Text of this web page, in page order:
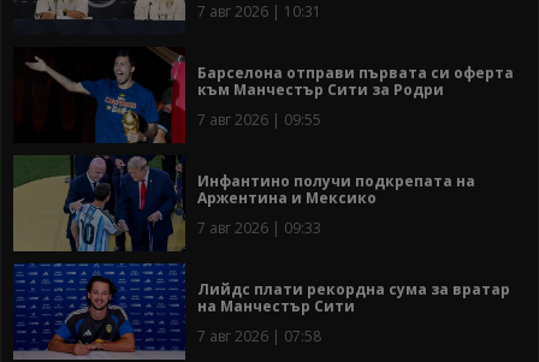
7 авг 2026 | 10:31
Барселона отправи първата си оферта
към Манчестър Сити за Родри
7 авг 2026 | 09:55
Инфантино получи подкрепата на
Аржентина и Мексико
7 авг 2026 | 09:33
Лийдс плати рекордна сума за вратар
на Манчестър Сити
7 авг 2026 | 07:58